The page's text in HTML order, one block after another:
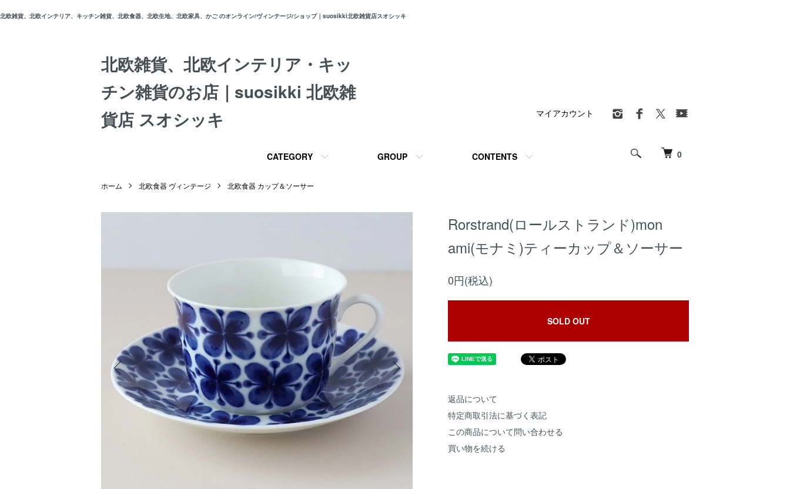
北欧雑貨、北欧インテリア、キッチン雑貨、北欧食器、北欧生地、北欧家具、かご のオンライン/ヴィンテージ/ショップ｜suosikki北欧雑貨店スオシッキ
北欧雑貨、北欧インテリア・キッ
チン雑貨のお店｜suosikki 北欧雑
貨店 スオシッキ
0
CATEGORY GROUP CONTENTS
マイアカウント
ホーム 北欧食器 ヴィンテージ 北欧食器 カップ＆ソーサー
Rorstrand(ロールストランド)mon
ami(モナミ)ティーカップ＆ソーサー
0円(税込)
SOLD OUT
返品について
特定商取引法に基づく表記
この商品について問い合わせる
買い物を続ける